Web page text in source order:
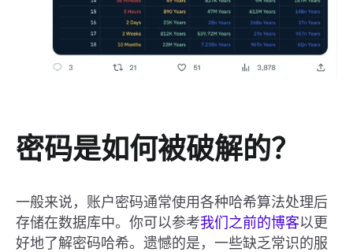
密码是如何被破解的？
一般来说，账户密码通常使用各种哈希算法处理后
存储在数据库中。你可以参考我们之前的博客以更
好地了解密码哈希。遗憾的是，一些缺乏常识的服